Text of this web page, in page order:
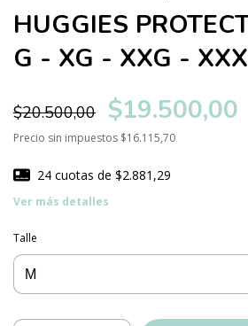
HUGGIES
G - XG - XXG -
$20.500,00 $19.500,00
Precio sin impuestos $16.115,70
24 cuotas de $2.881,29
Ver más detalles
Talle